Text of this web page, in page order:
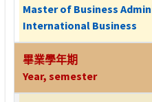
Master of Business
International Business
畢業學年期
Year, semester